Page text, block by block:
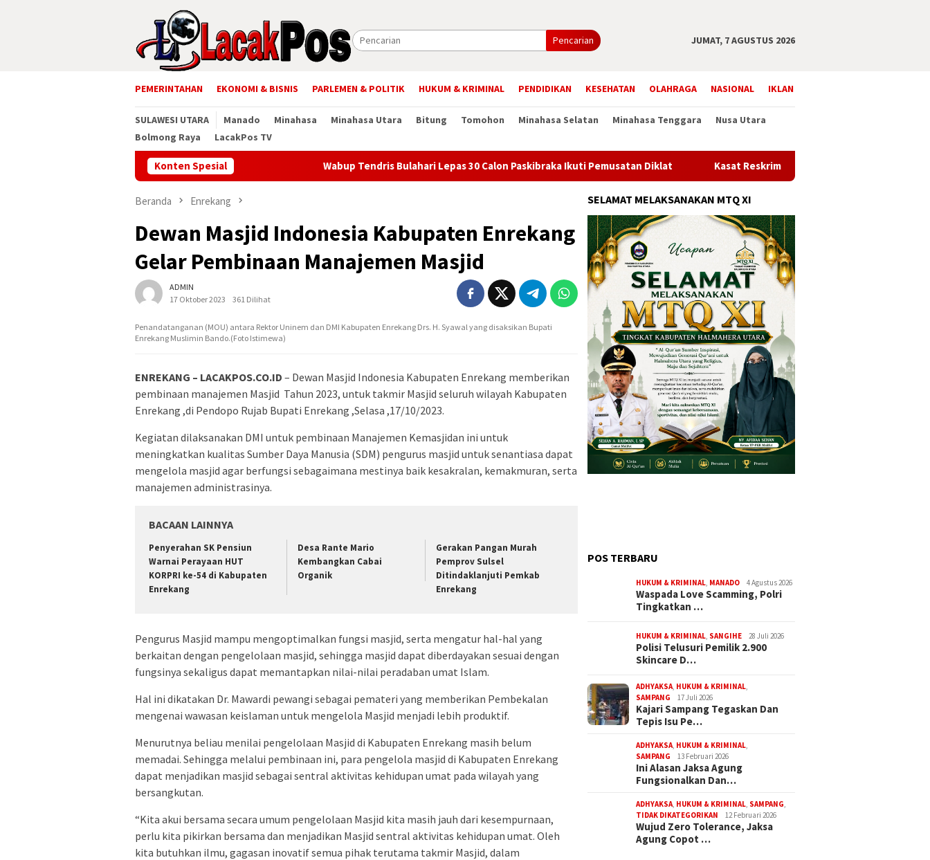
Pencarian JUMAT, 7 AGUSTUS 2026
PEMERINTAHAN EKONOMI & BISNIS PARLEMEN & POLITIK HUKUM & KRIMINAL PENDIDIKAN KESEHATAN OLAHRAGA NASIONAL IKLAN
SULAWESI UTARA Manado Minahasa Minahasa Utara Bitung Tomohon Minahasa Selatan Minahasa Tenggara
Nusa Utara
Bolmong Raya
LacakPos TV
Konten Spesial Wabup Tendris Bulahari Lepas 30 Calon Paskibraka Ikuti Pemusatan Diklat Kasat Reskrim Polres Sangihe: Kami Hanya Korwas,
Beranda Enrekang
Dewan Masjid Indonesia Kabupaten Enrekang
Gelar Pembinaan Manajemen Masjid
ADMIN
17 Oktober 2023
361 Dilihat
Penandatanganan (MOU) antara Rektor Uninem dan DMI Kabupaten Enrekang Drs. H. Syawal yang disaksikan Bupati
Enrekang Muslimin Bando.(Foto Istimewa)
ENREKANG – LACAKPOS.CO.ID – Dewan Masjid Indonesia Kabupaten Enrekang memberikan
pembinaan manajemen Masjid Tahun 2023, untuk takmir Masjid seluruh wilayah Kabupaten
Enrekang ,di Pendopo Rujab Bupati Enrekang ,Selasa ,17/10/2023.
Kegiatan dilaksanakan DMI untuk pembinaan Manajemen Kemasjidan ini untuk
meningkatkan kualitas Sumber Daya Manusia (SDM) pengurus masjid untuk senantiasa dapat
mengelola masjid agar berfungsi sebagaimana mestinya baik kesakralan, kemakmuran, serta
manajemen administrasinya.
BACAAN LAINNYA
Penyerahan SK Pensiun
Warnai Perayaan HUT
KORPRI ke-54 di Kabupaten
Enrekang
Desa Rante Mario
Kembangkan Cabai
Organik
Gerakan Pangan Murah
Pemprov Sulsel
Ditindaklanjuti Pemkab
Enrekang
Pengurus Masjid mampu mengoptimalkan fungsi masjid, serta mengatur hal-hal yang
berkaitan dengan pengelolaan masjid, sehingga masjid dapat diberdayakan sesuai dengan
fungsinya sekaligus dapat memantapkan nilai-nilai peradaban umat Islam.
Hal ini dikatakan Dr. Mawardi pewangi sebagai pemateri yang memberikan Pembekalan
mengenai wawasan keislaman untuk mengelola Masjid menjadi lebih produktif.
Menurutnya beliau menilai pengelolaan Masjid di Kabupaten Enrekang masih belum
memadai. Sehingga melalui pembinaan ini, para pengelola masjid di Kabupaten Enrekang
dapat menjadikan masjid sebagai sentral aktivitas kehidupan umat pada wilayah yang
bersangkutan.
“Kita akui bersama secara umum pengelolaan Masjid kita masih jauh dari kesempurnaan,
perlu kita pikirkan bersama dan menjadikan Masjid sentral aktivitas kehidupan umat. Oleh
kita butuhkan ilmu, gagasan inovatif semua pihak terutama takmir Masjid, dalam
SELAMAT MELAKSANAKAN MTQ XI
POS TERBARU
HUKUM & KRIMINAL, MANADO 4 Agustus 2026
Waspada Love Scamming, Polri
Tingkatkan …
HUKUM & KRIMINAL, SANGIHE 28 Juli 2026
Polisi Telusuri Pemilik 2.900
Skincare D…
ADHYAKSA, HUKUM & KRIMINAL,
SAMPANG
17 Juli 2026
Kajari Sampang Tegaskan Dan
Tepis Isu Pe…
ADHYAKSA, HUKUM & KRIMINAL,
SAMPANG
13 Februari 2026
Ini Alasan Jaksa Agung
Fungsionalkan Dan…
ADHYAKSA, HUKUM & KRIMINAL, SAMPANG,
TIDAK DIKATEGORIKAN
12 Februari 2026
Wujud Zero Tolerance, Jaksa
Agung Copot …